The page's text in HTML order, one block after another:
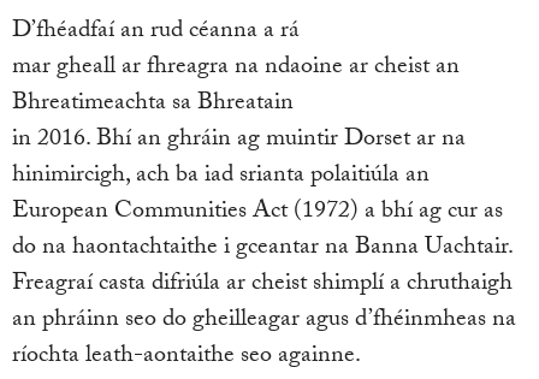
D’fhéadfaí an rud céanna a rá
mar gheall ar fhreagra na ndaoine ar cheist an
Bhreatimeachta sa Bhreatain
in 2016. Bhí an ghráin ag muintir Dorset ar na
hinimircigh, ach ba iad srianta polaitiúla an
European Communities Act (1972) a bhí ag cur as
do na haontachtaithe i gceantar na Banna Uachtair.
Freagraí casta difriúla ar cheist shimplí a chruthaigh
an phráinn seo do gheilleagar agus d’fhéinmheas na
ríochta leath-aontaithe seo againne.